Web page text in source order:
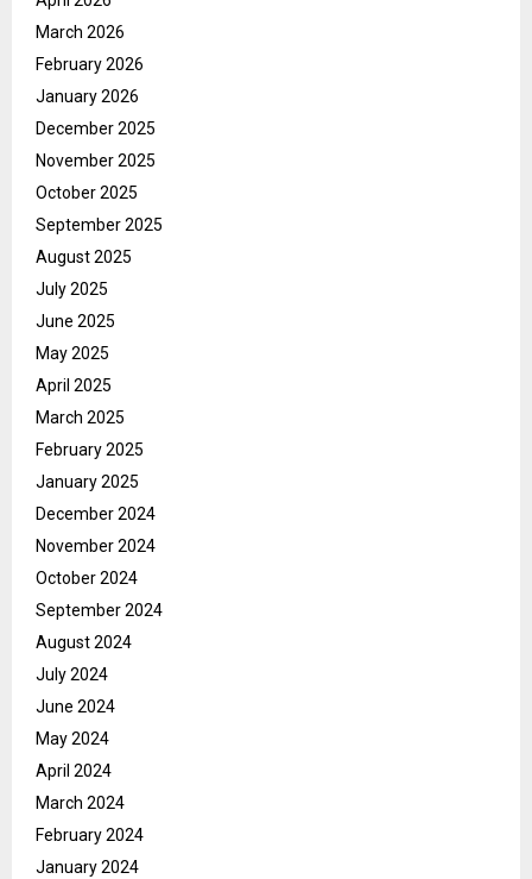
March 2026
February 2026
January 2026
December 2025
November 2025
October 2025
September 2025
August 2025
July 2025
June 2025
May 2025
April 2025
March 2025
February 2025
January 2025
December 2024
November 2024
October 2024
September 2024
August 2024
July 2024
June 2024
May 2024
April 2024
March 2024
February 2024
January 2024